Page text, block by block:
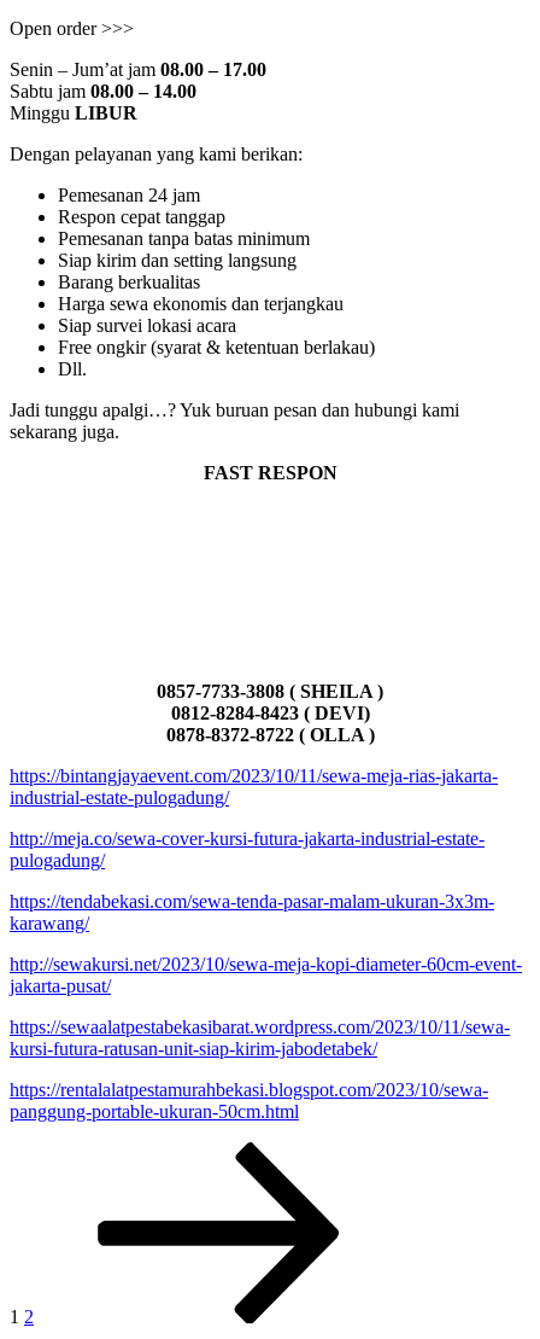
Open order >>>
Senin – Jum’at jam 08.00 – 17.00
Sabtu jam 08.00 – 14.00
Minggu LIBUR
Dengan pelayanan yang kami berikan:
Pemesanan 24 jam
Respon cepat tanggap
Pemesanan tanpa batas minimum
Siap kirim dan setting langsung
Barang berkualitas
Harga sewa ekonomis dan terjangkau
Siap survei lokasi acara
Free ongkir (syarat & ketentuan berlakau)
Dll.
Jadi tunggu apalgi…? Yuk buruan pesan dan hubungi kami
sekarang juga.
FAST RESPON
0857-7733-3808 ( SHEILA )
0812-8284-8423 ( DEVI)
0878-8372-8722 ( OLLA )
https://bintangjayaevent.com/2023/10/11/sewa-meja-rias-jakarta-
industrial-estate-pulogadung/
http://meja.co/sewa-cover-kursi-futura-jakarta-industrial-estate-
pulogadung/
https://tendabekasi.com/sewa-tenda-pasar-malam-ukuran-3x3m-
karawang/
http://sewakursi.net/2023/10/sewa-meja-kopi-diameter-60cm-event-
jakarta-pusat/
https://sewaalatpestabekasibarat.wordpress.com/2023/10/11/sewa-
kursi-futura-ratusan-unit-siap-kirim-jabodetabek/
https://rentalalatpestamurahbekasi.blogspot.com/2023/10/sewa-
panggung-portable-ukuran-50cm.html
1 2